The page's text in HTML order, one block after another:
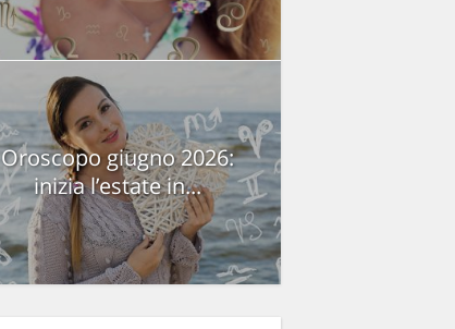
Oroscopo giugno 2026:
inizia l’estate in...